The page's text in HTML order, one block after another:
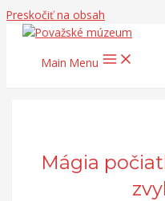
Preskočiť na obsah
Main Menu
Mágia